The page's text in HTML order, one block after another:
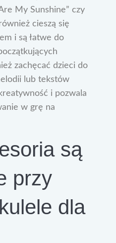
My Sunshine” czy
cieszą się
i są łatwe do
zachęcać dzieci do
lub tekstów
i pozwala
w grę na
są
przy
dla